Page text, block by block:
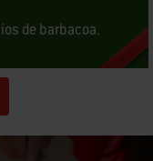
de barbacoa.